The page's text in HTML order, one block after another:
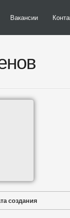
Вакансии
создания